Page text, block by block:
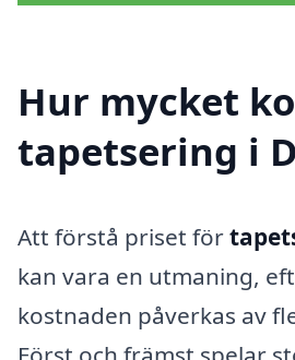
Hur mycket
tapetsering i
Att förstå priset för
kan vara en utmaning,
kostnaden påverkas av